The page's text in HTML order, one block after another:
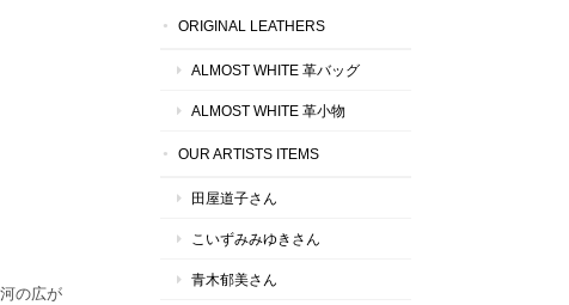
の広が
ORIGINAL LEATHERS
ALMOST WHITE 革バッグ
ALMOST WHITE 革小物
OUR ARTISTS ITEMS
田屋道子さん
こいずみみゆきさん
青木郁美さん